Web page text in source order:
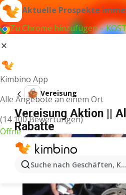
Aktuelle Prospekte
Zu Chrome hinzufügen –
Kimbino App
Alle Angebote an einem Ort
(14 100 Bewertungen)
Öffne
Suche nach Geschäften,
Vereisung
Vereisung Aktion ||
Rabatte